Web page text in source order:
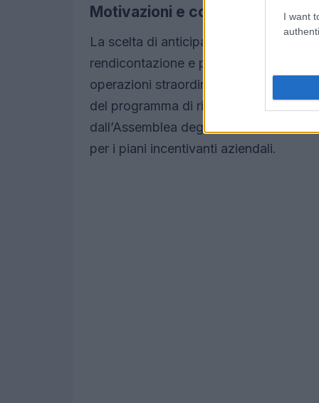
I want
Motivazioni e conseguenze
La scelta di anticipare la data di
rendicontazione e piano strategico,
operazioni straordinarie. Il Consiglio
del programma di riacquisto azioni,
dall’Assemblea degli Azionisti, al fine
per i piani incentivanti aziendali.